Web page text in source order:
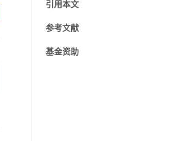
引用本文
参考文献
基金资助